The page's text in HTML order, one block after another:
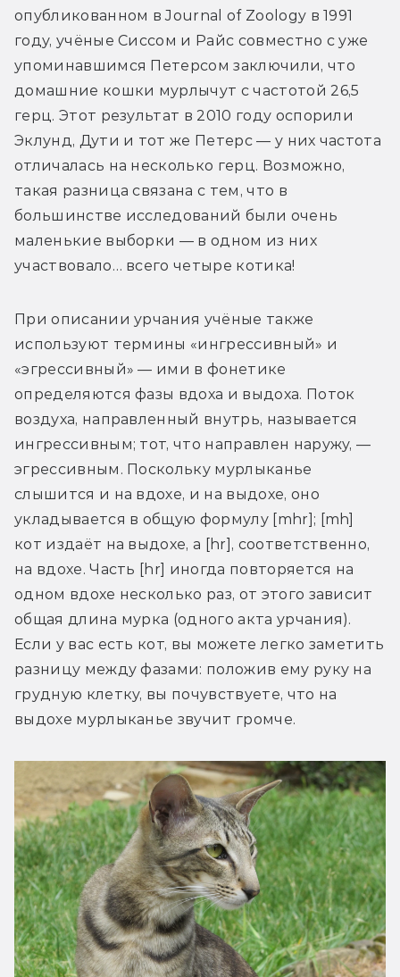
опубликованном в Journal of Zoology в 1991
году, учёные Сиссом и Райс совместно с уже
упоминавшимся Петерсом заключили, что
домашние кошки мурлычут с частотой 26,5
герц. Этот результат в 2010 году оспорили
Эклунд, Дути и тот же Петерс — у них частота
отличалась на несколько герц. Возможно,
такая разница связана с тем, что в
большинстве исследований были очень
маленькие выборки — в одном из них
участвовало… всего четыре котика!
При описании урчания учёные также
используют термины «ингрессивный» и
«эгрессивный» — ими в фонетике
определяются фазы вдоха и выдоха. Поток
воздуха, направленный внутрь, называется
ингрессивным; тот, что направлен наружу, —
эгрессивным. Поскольку мурлыканье
слышится и на вдохе, и на выдохе, оно
укладывается в общую формулу [mhr]; [mh]
кот издаёт на выдохе, а [hr], соответственно,
на вдохе. Часть [hr] иногда повторяется на
одном вдохе несколько раз, от этого зависит
общая длина мурка (одного акта урчания).
Если у вас есть кот, вы можете легко заметить
разницу между фазами: положив ему руку на
грудную клетку, вы почувствуете, что на
выдохе мурлыканье звучит громче.